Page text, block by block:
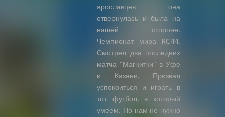
ярославцев она
отвернулась и была на
нашей стороне.
Чемпионат мира RC44.
Смотрел два последних
матча "Магнитки" в Уфе
и Казани. Призвал
успокоиться и играть в
тот футбол, в который
умеем. Но нам не нужно